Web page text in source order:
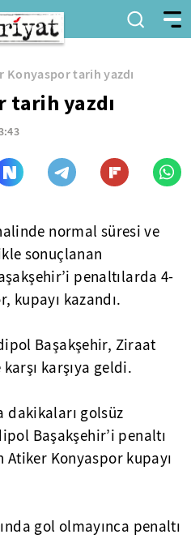
Konyaspor tarih yazdı
tarih yazdı
normal süresi ve
sonuçlanan
penaltılarda 4-
kupayı kazandı.
Başakşehir, Ziraat
karşıya geldi.
dakikaları golsüz
Başakşehir’i penaltı
Atiker Konyaspor kupayı
gol olmayınca penaltı